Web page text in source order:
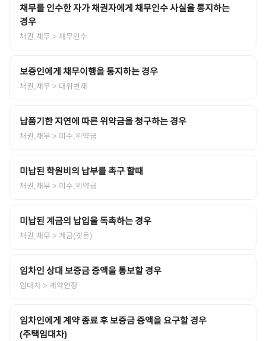
채무를 인수한 자가 채권자에게 채무인수 사실을 통지하는
경우
채권,채무 > 채무인수
보증인에게 채무이행을 통지하는 경우
채권,채무 > 대위변제
납품기한 지연에 따른 위약금을 청구하는 경우
채권,채무 > 미수,위약금
미납된 학원비의 납부를 촉구 할때
채권,채무 > 미수,위약금
미납된 계금의 납입을 독촉하는 경우
채권,채무 > 계금(곗돈)
임차인 상대 보증금 증액을 통보할 경우
임대차> 계약연장
임차인에게 계약 종료 후 보증금 증액을 요구할 경우
(주택임대차)